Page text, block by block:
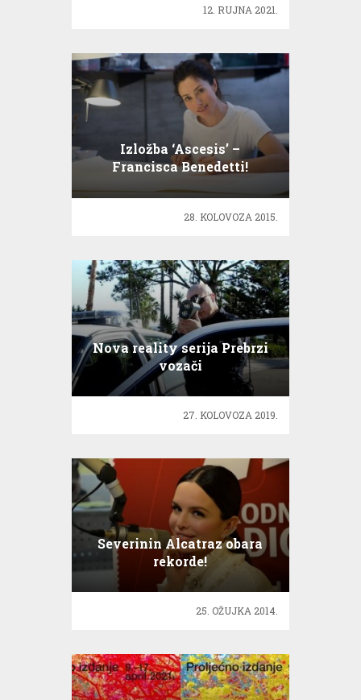
12. RUJNA 2021.
Izložba ‘Ascesis’ –
Francisca Benedetti!
28. KOLOVOZA 2015.
Nova reality serija Prebrzi
vozači
27. KOLOVOZA 2019.
Severinin Alcatraz obara
rekorde!
25. OŽUJKA 2014.